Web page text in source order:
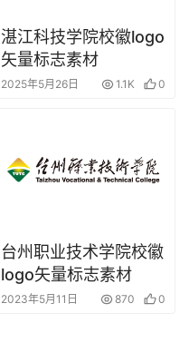
湛江科技学院校徽logo
矢量标志素材
2025年5月26日 1.1K 0
台州职业技术学院校徽
logo矢量标志素材
2023年5月11日 870 0